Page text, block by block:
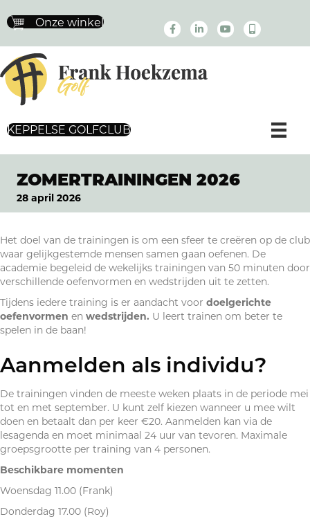
Onze winkel
KEPPELSE GOLFCLUB
ZOMERTRAININGEN 2026
28 april 2026
Het doel van de trainingen is om een sfeer te creëren op de club
waar gelijkgestemde mensen samen gaan oefenen. De
academie begeleid de wekelijks trainingen van 50 minuten door
verschillende oefenvormen en wedstrijden uit te zetten.
Tijdens iedere training is er aandacht voor doelgerichte
oefenvormen en wedstrijden. U leert trainen om beter te
spelen in de baan!
Aanmelden als individu?
De trainingen vinden de meeste weken plaats in de periode mei
tot en met september. U kunt zelf kiezen wanneer u mee wilt
doen en betaalt dan per keer €20. Aanmelden kan via de
lesagenda en moet minimaal 24 uur van tevoren. Maximale
groepsgrootte per training van 4 personen.
Beschikbare momenten
Woensdag 11.00 (Frank)
Donderdag 17.00 (Roy)